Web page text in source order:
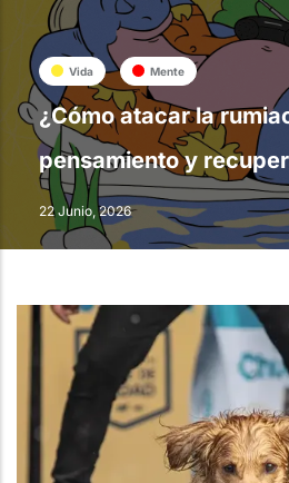
Vida Mente
¿Cómo atacar la
pensamiento y
22 Junio, 2026